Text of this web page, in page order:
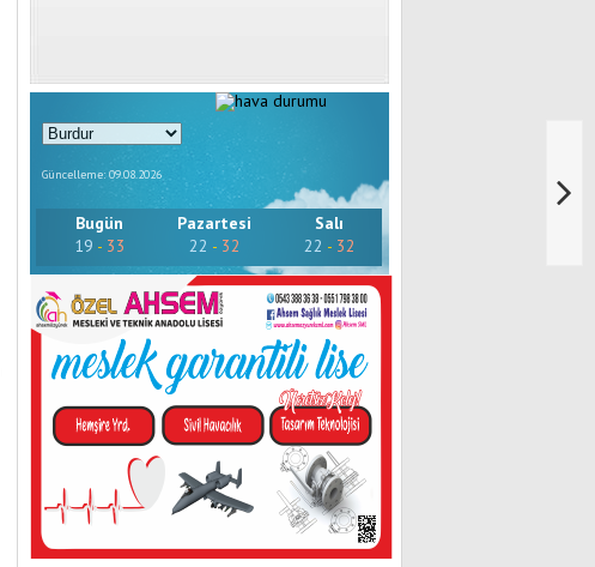
Güncelleme: 09.08.2026
Bugün
19 - 33
Pazartesi
22 - 32
Salı
22 - 32